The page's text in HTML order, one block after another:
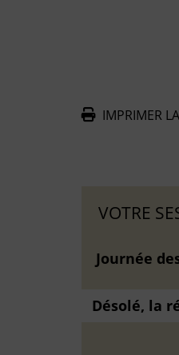
IMPRIMER
VOTRE
Journée
Désolé, la